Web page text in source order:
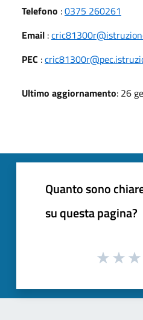
Telefono :0375 260261
Email :
PEC :
Ultimo aggiornamento: 26
Quanto sono
su questa pagina?